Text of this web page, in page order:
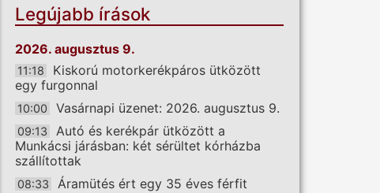
Legújabb írások
2026. augusztus 9.
11:18
Kiskorú motorkerékpáros ütközött
egy furgonnal
10:00 Vasárnapi üzenet: 2026. augusztus 9.
09:13
Autó és kerékpár ütközött a
Munkácsi járásban: két sérültet kórházba
szállítottak
08:33
Áramütés ért egy 35 éves férfit